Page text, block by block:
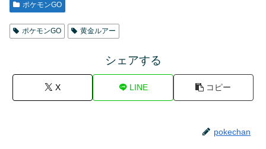
ポケモンGO
ポケモンGO 黄金ルアー
シェアする
X LINE コピー
pokechan